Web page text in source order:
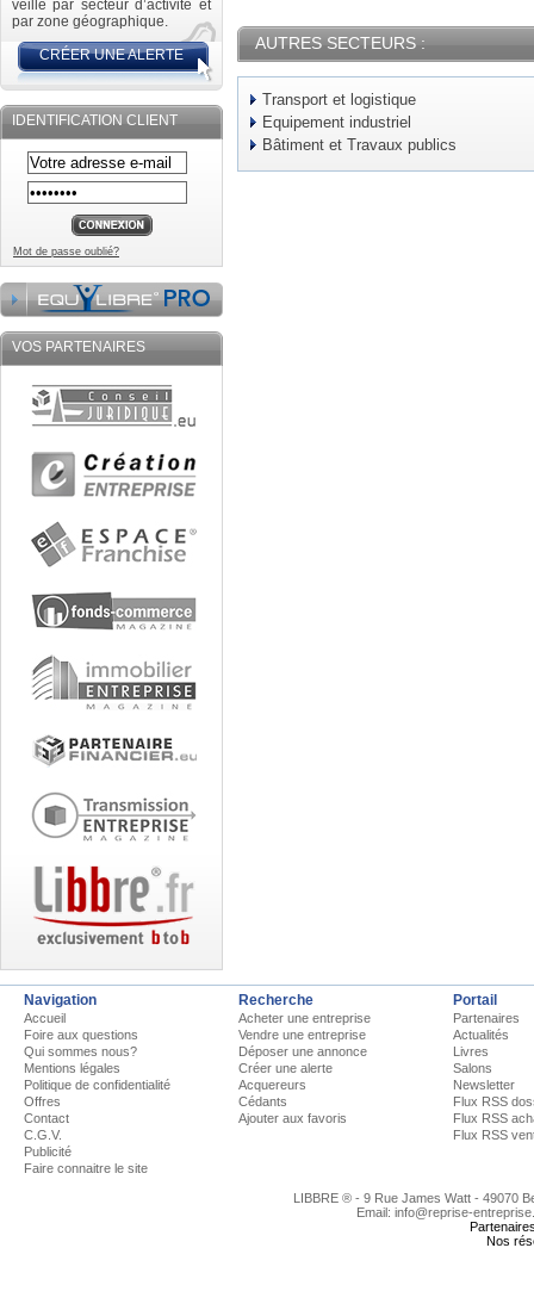
veille par secteur d’activité et
par zone géographique.
CRÉER UNE ALERTE
IDENTIFICATION CLIENT
Mot de passe oublié?
VOS PARTENAIRES
AUTRES SECTEURS :
Transport et logistique
Equipement industriel
Bâtiment et Travaux publics
Navigation
Accueil
Foire aux questions
Qui sommes nous?
Mentions légales
Politique de confidentialité
Offres
Contact
C.G.V.
Publicité
Faire connaitre le site
Recherche
Acheter une entreprise
Vendre une entreprise
Déposer une annonce
Créer une alerte
Acquereurs
Cédants
Ajouter aux favoris
Portail
Partenaires
Actualités
Livres
Salons
Newsletter
Flux RSS
Flux RSS
Flux RSS
LIBBRE ® - 9 Rue James Watt - 49070
Email: info@reprise-
Nos